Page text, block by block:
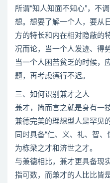
所谓“知人知面不知心”，不
想。想要了解一个人，要从
方的特长和内在相对隐蔽的
况而论，当一个人发迹、得
当一个人困苦贫乏的时候，
题，再考虑德行不迟。
三、如何识别兼才之人
兼才，简而言之就是身有一
兼德完美的理想型人是罕见
同时具备“仁、义、礼、智
为栋梁之才和济世之才。
与兼德相比，兼才更具备现
指可数，而兼才的人比比皆